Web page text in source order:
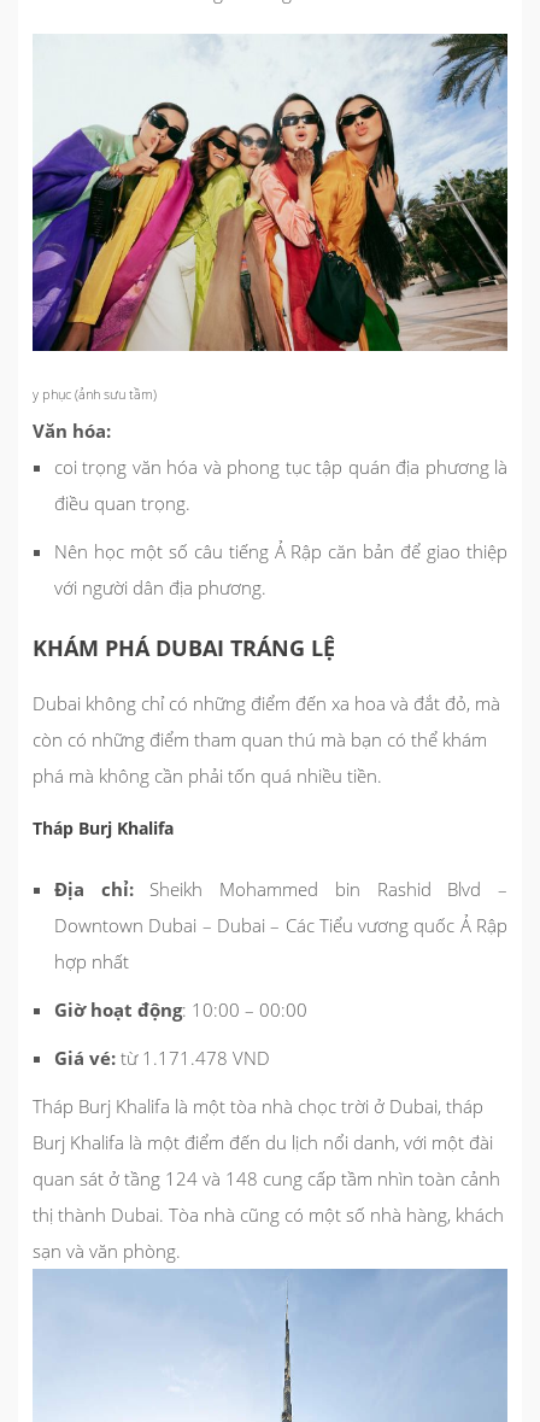
y phục (ảnh sưu tầm)
Văn hóa:
coi trọng văn hóa và phong tục tập quán địa phương là
điều quan trọng.
Nên học một số câu tiếng Ả Rập căn bản để giao thiệp
với người dân địa phương.
KHÁM PHÁ DUBAI TRÁNG LỆ
Dubai không chỉ có những điểm đến xa hoa và đắt đỏ, mà
còn có những điểm tham quan thú mà bạn có thể khám
phá mà không cần phải tốn quá nhiều tiền.
Tháp Burj Khalifa
Địa chỉ:
Sheikh Mohammed bin Rashid Blvd –
Downtown Dubai – Dubai – Các Tiểu vương quốc Ả Rập
hợp nhất
Giờ hoạt động: 10:00 – 00:00
Giá vé: từ 1.171.478 VND
Tháp Burj Khalifa là một tòa nhà chọc trời ở Dubai, tháp
Burj Khalifa là một điểm đến du lịch nổi danh, với một đài
quan sát ở tầng 124 và 148 cung cấp tầm nhìn toàn cảnh
thị thành Dubai. Tòa nhà cũng có một số nhà hàng, khách
sạn và văn phòng.